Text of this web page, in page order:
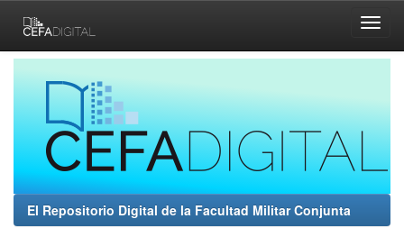
navigation
El Repositorio Digital de la Facultad Militar Conjunta